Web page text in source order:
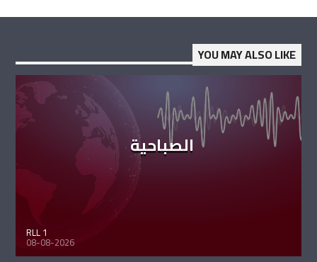
YOU MAY ALSO LIKE
الصباحية
RLL 1
08-08-2026